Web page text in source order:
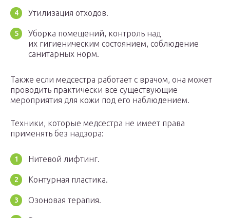
Утилизация отходов.
Уборка помещений, контроль над
их гигиеническим состоянием, соблюдение
санитарных норм.
Также если медсестра работает с врачом, она может
проводить практически все существующие
мероприятия для кожи под его наблюдением.
Техники, которые медсестра не имеет права
применять без надзора:
Нитевой лифтинг.
Контурная пластика.
Озоновая терапия.